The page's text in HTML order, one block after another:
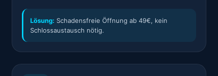
Lösung: Schadensfreie Öffnung ab 49€, kein
Schlossaustausch nötig.